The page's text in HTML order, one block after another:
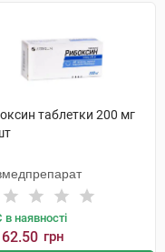
таблетки 200 мг
в наявності
62.50 грн